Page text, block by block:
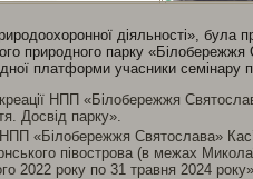
діяльності», була
природного парку
платформи учасники семінару
НПП «Білобережжя
Досвід парку».
НПП «Білобережжя Святослава»
півострова (в межах
2022 року по 31 травня 2024 року».